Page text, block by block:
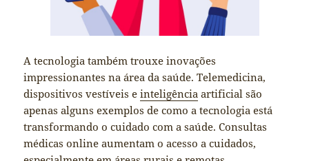
A tecnologia também trouxe inovações
impressionantes na área da saúde. Telemedicina,
dispositivos vestíveis einteligência artificial são
apenas alguns exemplos de como a tecnologia está
transformando o cuidado com a saúde. Consultas
médicas online aumentam o acesso a cuidados,